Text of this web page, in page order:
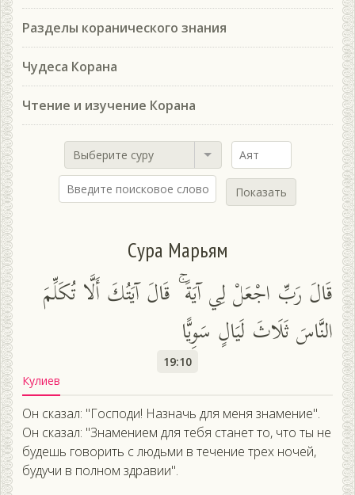
Разделы коранического знания
Чудеса Корана
Чтение и изучение Корана
Выберите суру
Показать
Сура Марьям
قَالَ رَبِّ اجْعَلْ لِي آيَةً ۚ قَالَ آيَتُكَ أَلَّا تُكَلِّمَ
النَّاسَ ثَلَاثَ لَيَالٍ سَوِيًّا
19:10
Кулиев
Он сказал: "Господи! Назначь для меня знамение".
Он сказал: "Знамением для тебя станет то, что ты не
будешь говорить с людьми в течение трех ночей,
будучи в полном здравии".